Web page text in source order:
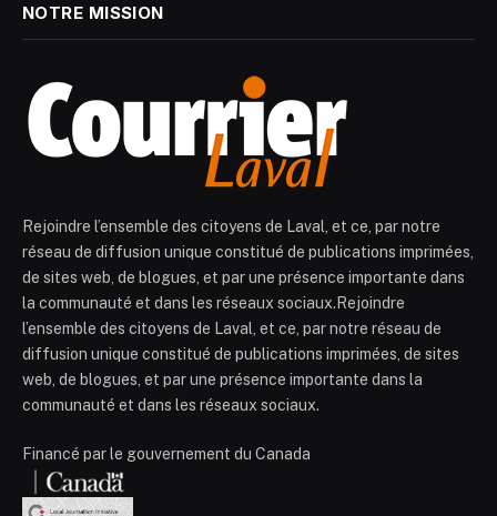
NOTRE MISSION
Rejoindre l’ensemble des citoyens de Laval, et ce, par notre
réseau de diffusion unique constitué de publications imprimées,
de sites web, de blogues, et par une présence importante dans
la communauté et dans les réseaux sociaux.Rejoindre
l’ensemble des citoyens de Laval, et ce, par notre réseau de
diffusion unique constitué de publications imprimées, de sites
web, de blogues, et par une présence importante dans la
communauté et dans les réseaux sociaux.
Financé par le gouvernement du Canada